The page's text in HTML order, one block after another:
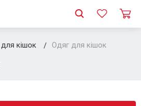
кішок Одяг для кішок